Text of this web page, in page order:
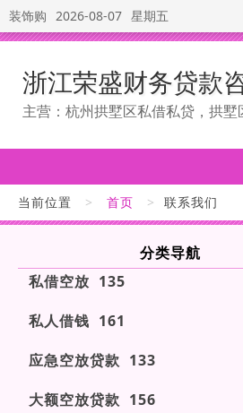
装饰购 2026-08-07 星期五
浙江荣盛财务贷款
主营：杭州拱墅区私借私贷，拱
当前位置 > 首页 > 联系我们
分类导航
私借空放 135
私人借钱 161
应急空放贷款 133
大额空放贷款 156